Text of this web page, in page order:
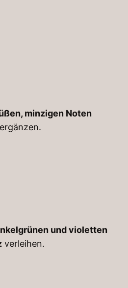
minzigen Noten
und violetten
verleihen.